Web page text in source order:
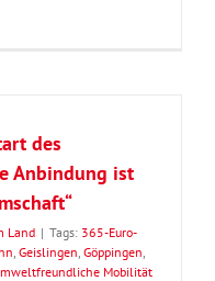
des
Anbindung ist
Land | Tags: 365-Euro-
, Geislingen, Göppingen,
Mobilität